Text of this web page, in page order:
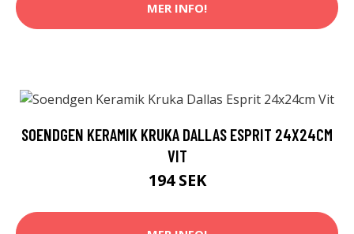
MER INFO!
SOENDGEN KERAMIK KRUKA DALLAS ESPRIT 24X24CM
VIT
194 SEK